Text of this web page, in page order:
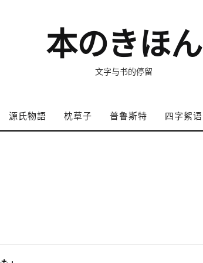
本のきほん
文字与书的停留
源氏物語 枕草子 普鲁斯特 四字絮语